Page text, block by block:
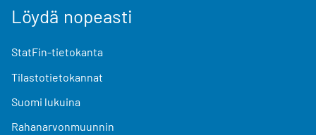
Löydä nopeasti
StatFin-tietokanta
Tilastotietokannat
Suomi lukuina
Rahanarvonmuunnin